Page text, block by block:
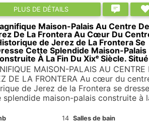
PLUS DE DÉTAILS
Maison-Palais Au Centre
De La Frontera Au Cœur Du
de Jerez de La Frontera Se
Cette Splendide Maison-Palais
À La Fin Du Xixᵉ Siècle. Situé
MAISON-PALAIS AU CENTRE
DE LA FRONTERA Au cœur du
de Jerez de la Frontera se dresse
splendide maison-palais construite à
14 Salles de bain